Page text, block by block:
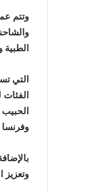
وتتم
التي
وفرنسا
وتعزيز